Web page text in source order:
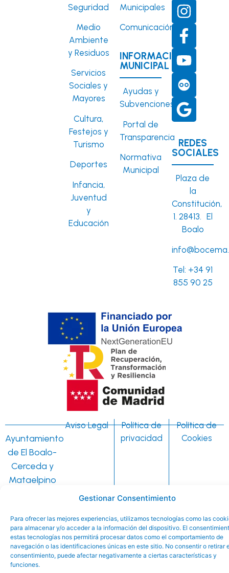
Gestionar Consentimiento
Para ofrecer las mejores experiencias, utilizamos tecnologías como las
para almacenar y/o acceder a la información del dispositivo. El
estas tecnologías nos permitirá procesar datos como el comportamiento de
navegación o las identificaciones únicas en este sitio. No consentir o retirar
consentimiento, puede afectar negativamente a ciertas características y
funciones.
Seguridad
Medio
Ambiente
y Residuos
Servicios
Sociales y
Mayores
Cultura,
Festejos y
Turismo
Deportes
Infancia,
Juventud
y
Educación
Municipales
Comunicación
INFORMACIÓN
MUNICIPAL
Ayudas y
Subvenciones
Portal de
Transparencia
Normativa
Municipal
REDES
SOCIALES
Plaza de
la
Constitución,
1. 28413. El
Boalo
Tel: +34 91
855 90 25
Ayuntamiento
de El Boalo-
Cerceda y
Mataelpino
Aviso Legal
Política de
privacidad
Política de
Cookies